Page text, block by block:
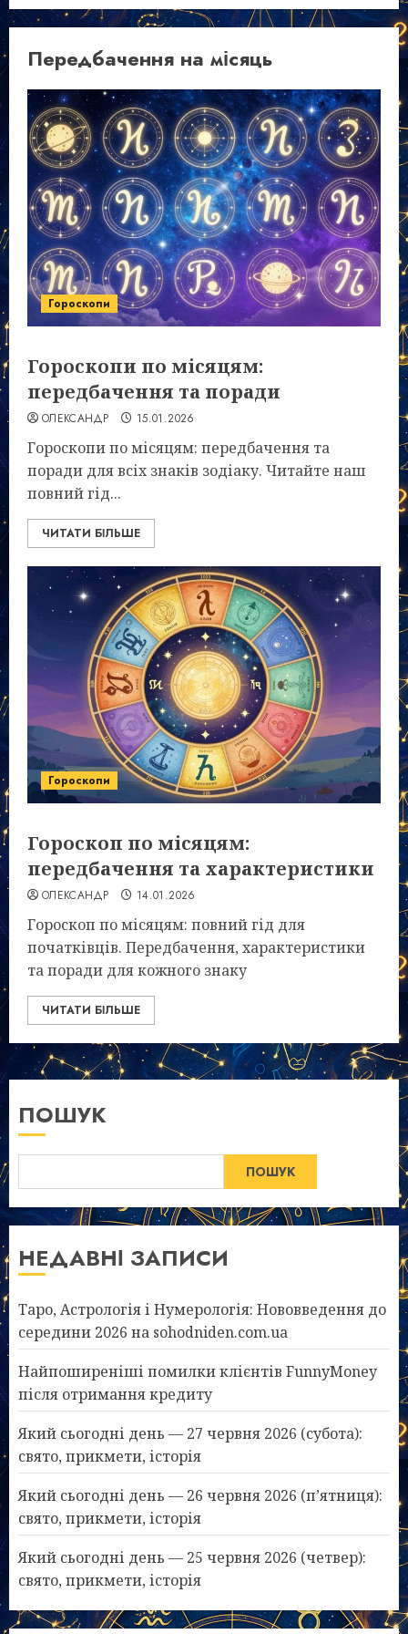
Передбачення на місяць
Гороскопи
Гороскопи по місяцям:
передбачення та поради
ОЛЕКСАНДР 15.01.2026
Гороскопи по місяцям: передбачення та
поради для всіх знаків зодіаку. Читайте наш
повний гід...
ЧИТАТИ БІЛЬШЕ
Гороскопи
Гороскоп по місяцям:
передбачення та характеристики
ОЛЕКСАНДР 14.01.2026
Гороскоп по місяцям: повний гід для
початківців. Передбачення, характеристики
та поради для кожного знаку
ЧИТАТИ БІЛЬШЕ
ПОШУК
ПОШУК
НЕДАВНІ ЗАПИСИ
Таро, Астрологія і Нумерологія: Нововведення до
середини 2026 на sohodniden.com.ua
Найпоширеніші помилки клієнтів FunnyMoney
після отримання кредиту
Який сьогодні день — 27 червня 2026 (субота):
свято, прикмети, історія
Який сьогодні день — 26 червня 2026 (п’ятниця):
свято, прикмети, історія
Який сьогодні день — 25 червня 2026 (четвер):
свято, прикмети, історія